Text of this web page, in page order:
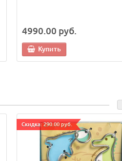
4990.00 руб.
Купить
Cкидка: 290.00 руб.